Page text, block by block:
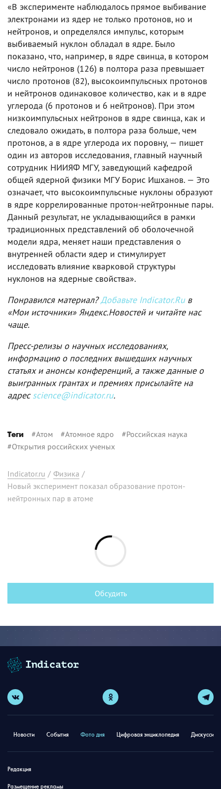
«В эксперименте наблюдалось прямое выбивание
электронами из ядер не только протонов, но и
нейтронов, и определялся импульс, которым
выбиваемый нуклон обладал в ядре. Было
показано, что, например, в ядре свинца, в котором
число нейтронов (126) в полтора раза превышает
число протонов (82), высокоимпульсных протонов
и нейтронов одинаковое количество, как и в ядре
углерода (6 протонов и 6 нейтронов). При этом
низкоимпульсных нейтронов в ядре свинца, как и
следовало ожидать, в полтора раза больше, чем
протонов, а в ядре углерода их поровну, — пишет
один из авторов исследования, главный научный
сотрудник НИИЯФ МГУ, заведующий кафедрой
общей ядерной физики МГУ Борис Ишханов. — Это
означает, что высокоимпульсные нуклоны образуют
в ядре коррелированные протон-нейтронные пары.
Данный результат, не укладывающийся в рамки
традиционных представлений об оболочечной
модели ядра, меняет наши представления о
внутренней области ядер и стимулирует
исследовать влияние кварковой структуры
нуклонов на ядерные свойства».
Понравился материал?Добавьте Indicator.Ruв
«Мои источники» Яндекс.Новостей и читайте нас
чаще.
Пресс-релизы о научных исследованиях,
информацию о последних вышедших научных
статьях и анонсы конференций, а также данные о
выигранных грантах и премиях присылайте на
адресscience@indicator.ru.
Теги #Атом #Атомное ядро #Российская наука
#Открытия российских ученых
Indicator.ru / Физика /
Новый эксперимент показал образование протон-
нейтронных пар в атоме
Обсудить
Новости События Фото дня Цифровая энциклопедия
Редакция
Размещение рекламы